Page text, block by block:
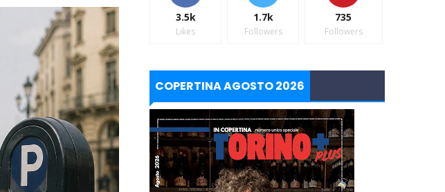
3.5k
Likes
1.7k
Followers
735
Followers
COPERTINA AGOSTO 2026